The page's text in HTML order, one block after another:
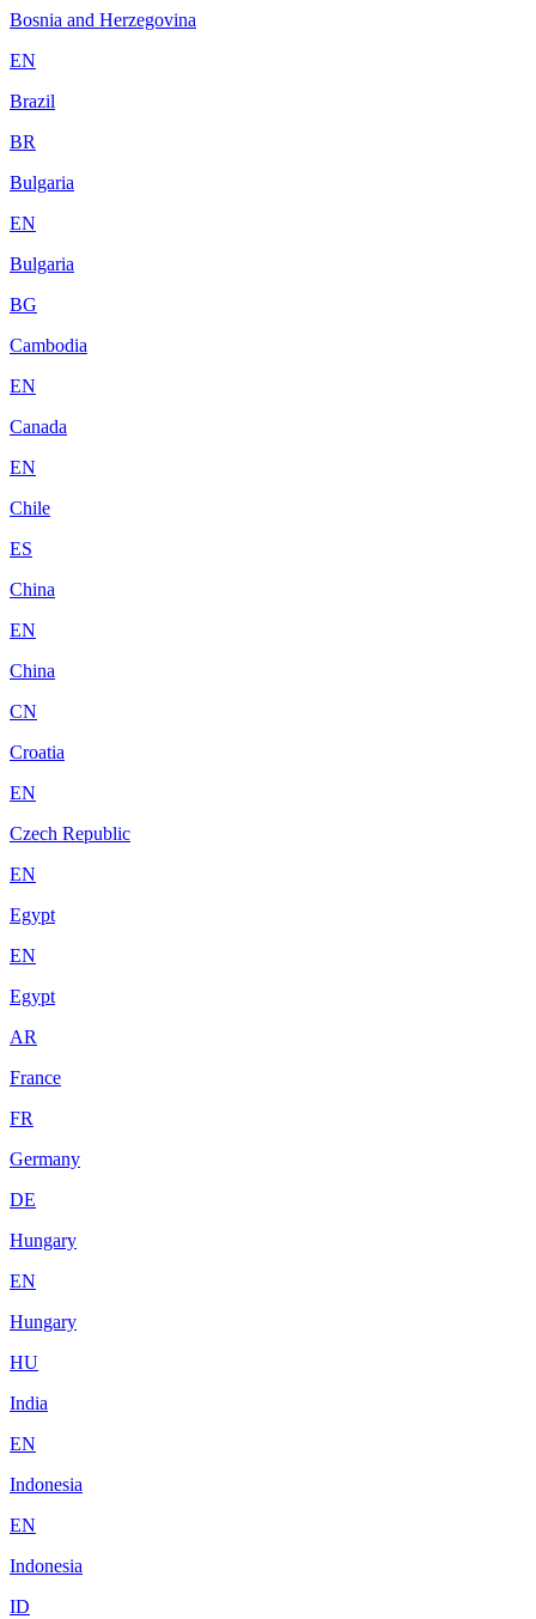
Bosnia and Herzegovina
EN
Brazil
BR
Bulgaria
EN
Bulgaria
BG
Cambodia
EN
Canada
EN
Chile
ES
China
EN
China
CN
Croatia
EN
Czech Republic
EN
Egypt
EN
Egypt
AR
France
FR
Germany
DE
Hungary
EN
Hungary
HU
India
EN
Indonesia
EN
Indonesia
ID